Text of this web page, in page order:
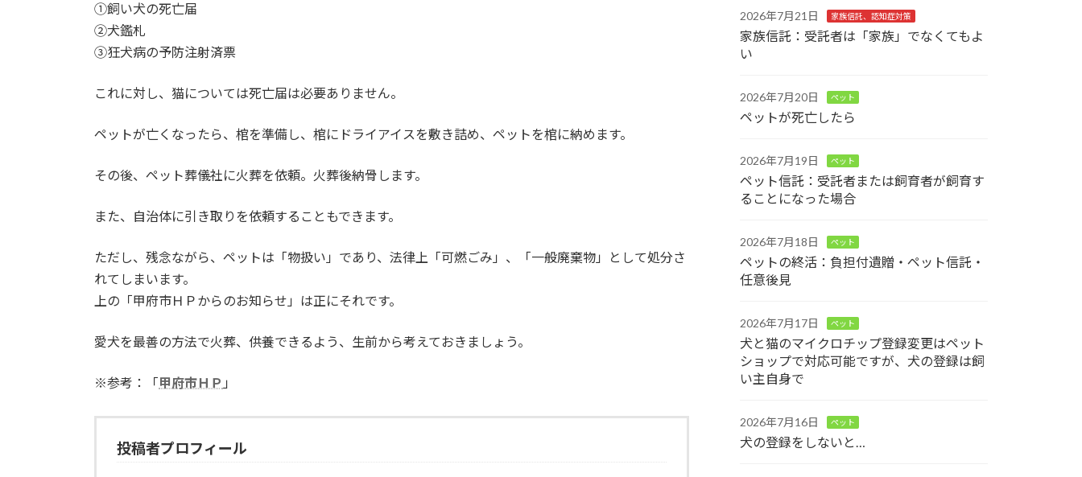
①飼い犬の死亡届
②犬鑑札
③狂犬病の予防注射済票
これに対し、猫については死亡届は必要ありません。
ペットが亡くなったら、棺を準備し、棺にドライアイスを敷き詰め、ペットを棺に納めます。
その後、ペット葬儀社に火葬を依頼。火葬後納骨します。
また、自治体に引き取りを依頼することもできます。
ただし、残念ながら、ペットは「物扱い」であり、法律上「可燃ごみ」、「一般廃棄物」として処分さ
れてしまいます。
上の「甲府市ＨＰからのお知らせ」は正にそれです。
愛犬を最善の方法で火葬、供養できるよう、生前から考えておきましょう。
※参考：「甲府市ＨＰ 」
投稿者プロフィール
2026年7月21日 家族信託、認知症対策
家族信託：受託者は「家族」でなくてもよ
い
2026年7月20日 ペット
ペットが死亡したら
2026年7月19日 ペット
ペット信託：受託者または飼育者が飼育す
ることになった場合
2026年7月18日 ペット
ペットの終活：負担付遺贈・ペット信託・
任意後見
2026年7月17日 ペット
犬と猫のマイクロチップ登録変更はペット
ショップで対応可能ですが、犬の登録は飼
い主自身で
2026年7月16日 ペット
犬の登録をしないと…